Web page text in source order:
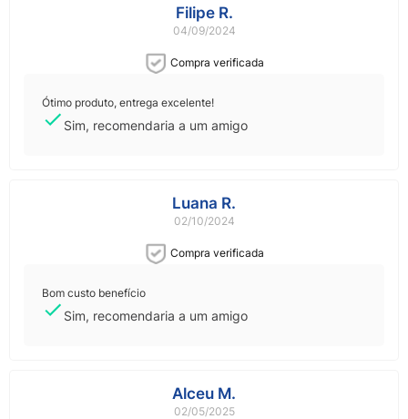
Filipe R.
04/09/2024
Compra verificada
Ótimo produto, entrega excelente!
Sim, recomendaria a um amigo
Luana R.
02/10/2024
Compra verificada
Bom custo benefício
Sim, recomendaria a um amigo
Alceu M.
02/05/2025